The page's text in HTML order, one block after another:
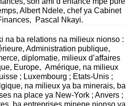
Albert Ndele, chef ya Cabinet
Pascal Nkayi.
na ba relations na milieux nionso :
Administration publique,
diplomatie, milieux d’affaires
Europe, Amérique, na milieux
; Luxembourg ; Etats-Unis ;
na milieux ya ba minerais, ba
na place ya New-York ; Anvers ;